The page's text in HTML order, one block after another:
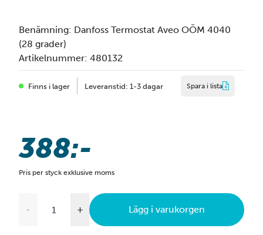
Benämning: Danfoss Termostat Aveo OÖM 4040
(28 grader)
Artikelnummer: 480132
Finns i lager Leveranstid: 1-3 dagar Spara i lista
388:-
Pris per styck exklusive moms
- + Lägg i varukorgen